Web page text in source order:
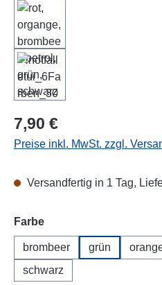
Regulärer Preis:
7,90 €
Preise inkl. MwSt. zzgl.
Versandfertig in 1 Tag,
Farbeauswählen
brombeer grün
schwarz